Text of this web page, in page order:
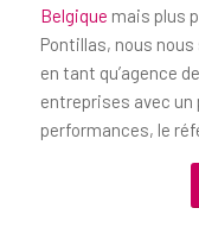
Belgique mais plus
Pontillas, nous
en tant qu’agence
entreprises avec un
performances, le